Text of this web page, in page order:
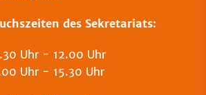
des Sekretariats:
Uhr - 12.00 Uhr
Uhr - 15.30 Uhr